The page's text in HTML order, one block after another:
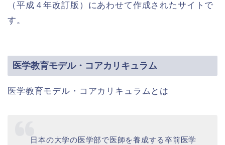
（平成４年改訂版）にあわせて作成されたサイトで
す。
医学教育モデル・コアカリキュラム
医学教育モデル・コアカリキュラムとは
日本の大学の医学部で医師を養成する卒前医学